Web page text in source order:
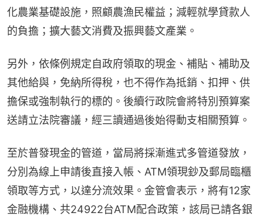
化農業基礎設施，照顧農漁民權益；減輕就學貸款人
的負擔；擴大藝文消費及振興藝文產業。
另外，依條例規定自政府領取的現金、補貼、補助及
其他給與，免納所得稅，也不得作為抵銷、扣押、供
擔保或強制執行的標的。後續行政院會將特別預算案
送請立法院審議，經三讀通過後始得動支相關預算。
至於普發現金的管道，當局將採漸進式多管道發放，
分別為線上申請後直接入帳、ATM領現鈔及郵局臨櫃
領取等方式，以達分流效果。金管會表示，將有12家
金融機構、共24922台ATM配合政策，該局已請各銀